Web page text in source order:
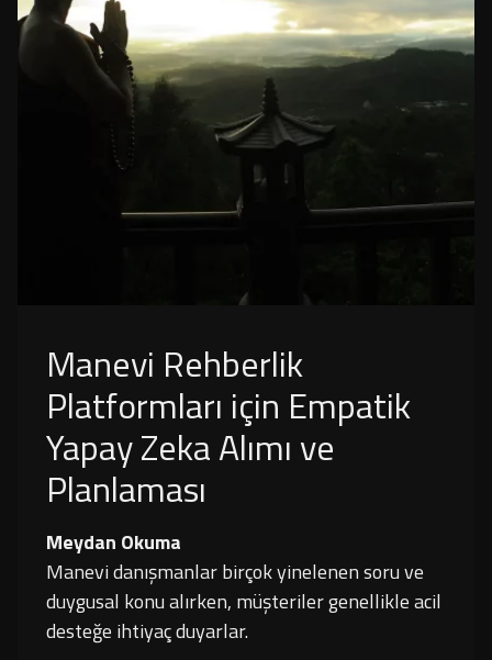
Manevi Rehberlik
Platformları için Empatik
Yapay Zeka Alımı ve
Planlaması
Meydan Okuma
Manevi danışmanlar birçok yinelenen soru ve
duygusal konu alırken, müşteriler genellikle acil
desteğe ihtiyaç duyarlar.